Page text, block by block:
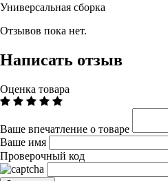
Универсальная сборка
Отзывов пока нет.
Написать отзыв
Оценка товара
Ваше впечатление о товаре
Ваше имя
Проверочный код